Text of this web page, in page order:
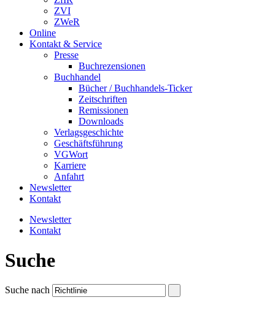
ZVI
ZWeR
Online
Kontakt & Service
Presse
Buchrezensionen
Buchhandel
Bücher / Buchhandels-Ticker
Zeitschriften
Remissionen
Downloads
Verlagsgeschichte
Geschäftsführung
VGWort
Karriere
Anfahrt
Newsletter
Kontakt
Newsletter
Kontakt
Suche
Suche nach